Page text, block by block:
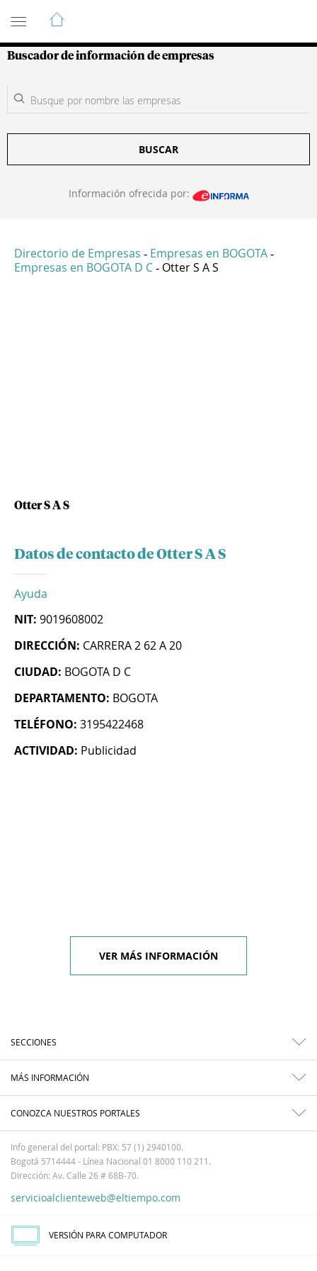
Guía de Empresas Colombianas
Buscador de información de empresas
BUSCAR
Información ofrecida por:
Directorio de Empresas - Empresas en BOGOTA -
Empresas en BOGOTA D C - Otter S A S
Otter S A S
Datos de contacto de Otter S A S
Ayuda
NIT: 9019608002
DIRECCIÓN: CARRERA 2 62 A 20
CIUDAD: BOGOTA D C
DEPARTAMENTO: BOGOTA
TELÉFONO: 3195422468
ACTIVIDAD: Publicidad
VER MÁS INFORMACIÓN
SECCIONES
MÁS INFORMACIÓN
CONOZCA NUESTROS PORTALES
Info general del portal: PBX: 57 (1) 2940100.
Bogotá 5714444 - Línea Nacional 01 8000 110 211.
Dirección: Av. Calle 26 # 68B-70.
servicioalclienteweb@eltiempo.com
VERSIÓN PARA COMPUTADOR